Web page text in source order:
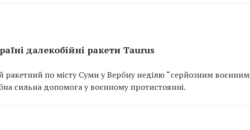
далекобійні ракети Taurus
ракетний по місту Суми у Вербну неділю “серйозним воєнним
сильна допомога у воєнному протистоянні.